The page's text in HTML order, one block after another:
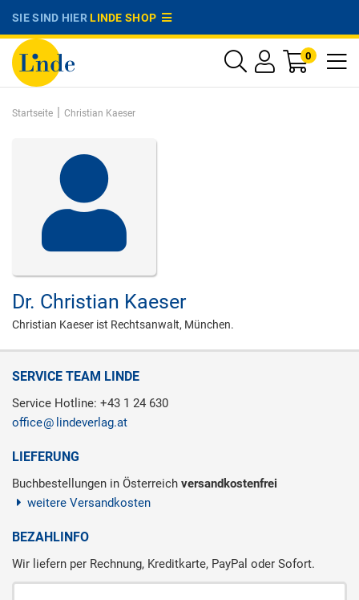
SIE SIND HIERLINDE SHOP
0
Startseite | Christian Kaeser
Dr. Christian Kaeser
Christian Kaeser ist Rechtsanwalt, München.
SERVICE TEAM LINDE
Service Hotline: +43 1 24 630
office
lindeverlag.at
LIEFERUNG
Buchbestellungen in Österreich versandkostenfrei
weitere Versandkosten
BEZAHLINFO
Wir liefern per Rechnung, Kreditkarte, PayPal oder Sofort.